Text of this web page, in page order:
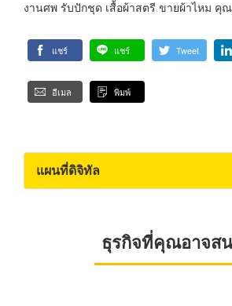
งานศพ รับปักชุด เสื้อผ้าสตรี ขายผ้าไหม คุ
แชร์ แชร์ Tweet
อีเมล พิมพ์
แผนที่ดิจิทัล
ธุรกิจที่คุณอาจส